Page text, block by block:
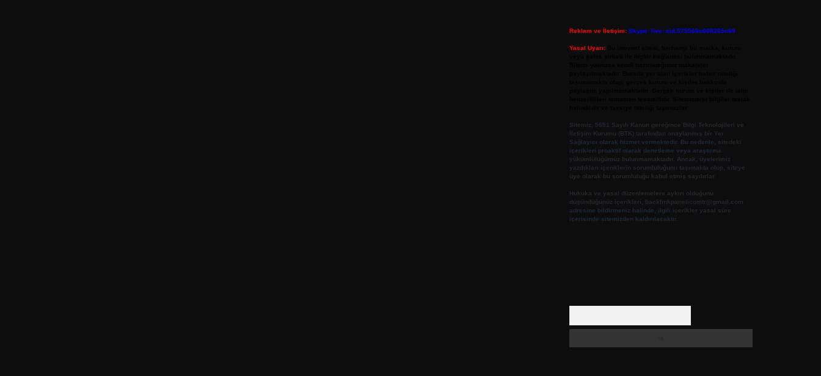
Reklam ve İletişim: Skype: live:.cid.575569c608265c69
Yasal Uyarı:
Sitemiz, 5651 Sayılı Kanun gereğince Bilgi Teknolojileri ve
İletişim Kurumu (BTK) tarafından onaylanmış bir Yer
Sağlayıcı olarak hizmet vermektedir. Bu nedenle, sitedeki
içerikleri proaktif olarak denetleme veya araştırma
yükümlülüğümüz bulunmamaktadır. Ancak, üyelerimiz
yazdıkları içeriklerin sorumluluğunu taşımakta olup, siteye
üye olarak bu sorumluluğu kabul etmiş sayılırlar.
Hukuka ve yasal düzenlemelere aykırı olduğunu
düşündüğünüz içerikleri,
backlinkpanelicomtr@gmail.com
adresine bildirmeniz halinde, ilgili içerikler yasal süre
içerisinde sitemizden kaldırılacaktır.